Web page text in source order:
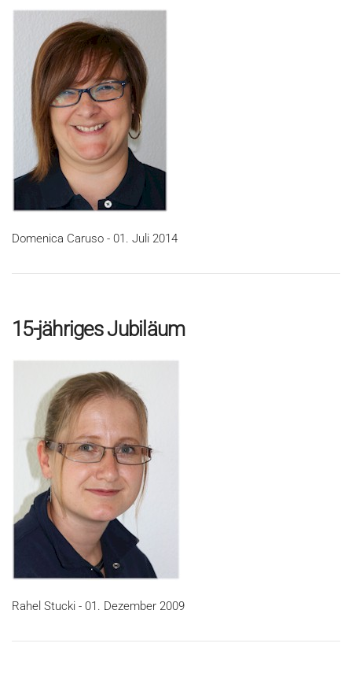
Domenica Caruso - 01. Juli 2014
15-jähriges Jubiläum
Rahel Stucki - 01. Dezember 2009